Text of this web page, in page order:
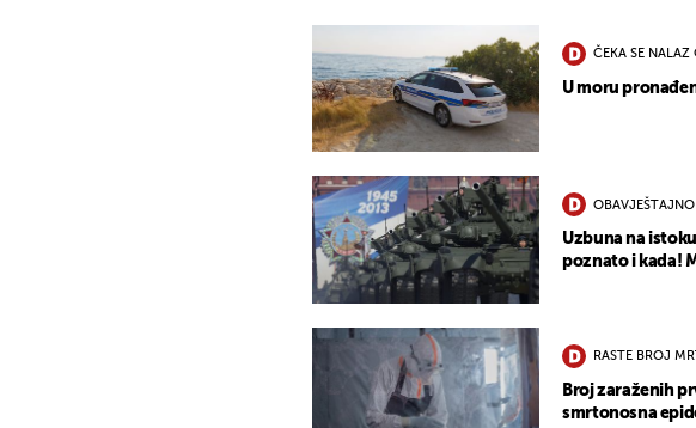
ČEKA SE NALAZ
U moru
Uzbuna na
poznato i kada!
RASTE BROJ
Broj zaraženih
smrtonosna